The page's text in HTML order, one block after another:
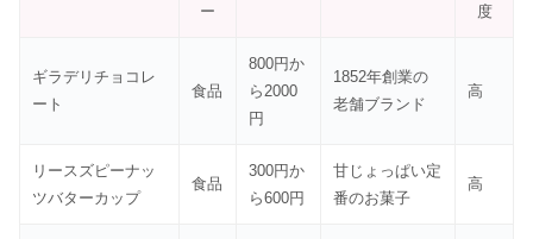
ー
度
ギラデリチョコレ
ート
食品
800円か
ら2000
円
1852年創業の
老舗ブランド
高
リースズピーナッ
ツバターカップ
食品
300円か
ら600円
甘じょっぱい定
番のお菓子
高